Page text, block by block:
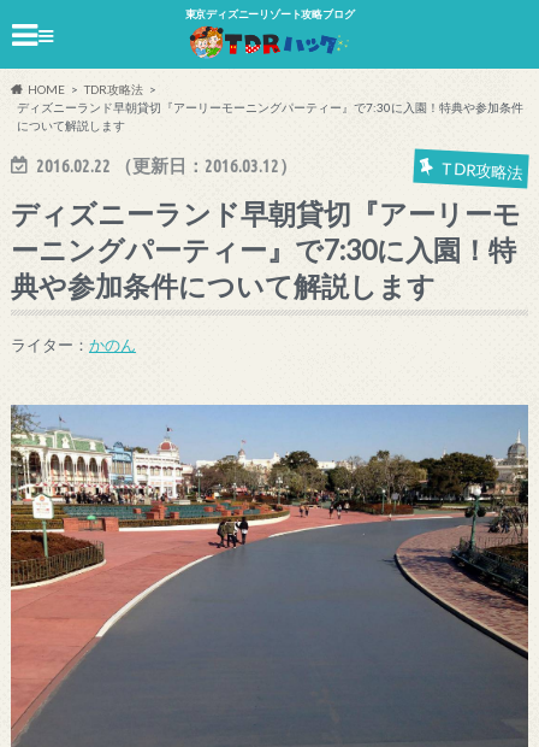
東京ディズニーリゾート攻略ブログ
≡
HOME
TDR攻略法
ディズニーランド早朝貸切『アーリーモーニングパーティー』で7:30に入園！特典や参加条件
について解説します
2016.02.22 （更新日： 2016.03.12） TDR攻略法
ディズニーランド早朝貸切『アーリーモ
ーニングパーティー』で7:30に入園！特
典や参加条件について解説します
ライター： かのん